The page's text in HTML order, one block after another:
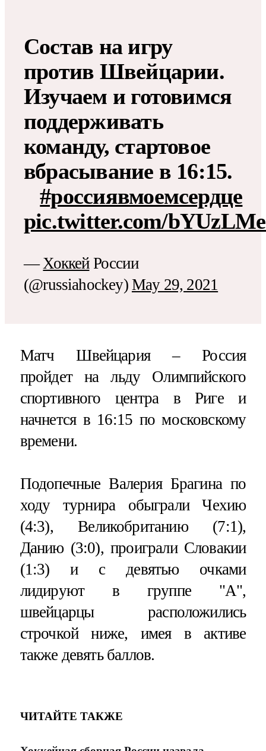
Состав на игру
против Швейцарии.
Изучаем и готовимся
поддерживать
команду, стартовое
вбрасывание в 16:15.
⠀#россиявмоемсердце
pic.twitter.com/
—ХоккейРоссии
(@russiahockey) May 29, 2021
Матч Швейцария – Россия
пройдет на льду Олимпийского
спортивного центра в Риге и
начнется в 16:15 по московскому
времени.
Подопечные Валерия Брагина по
ходу турнира обыграли Чехию
(4:3), Великобританию (7:1),
Данию (3:0), проиграли Словакии
(1:3) и с девятью очками
лидируют в группе "А",
швейцарцы расположились
строчкой ниже, имея в активе
также девять баллов.
ЧИТАЙТЕ ТАКЖЕ